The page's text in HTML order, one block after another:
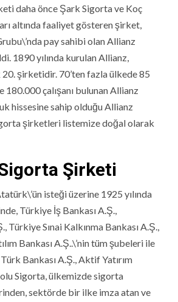
daha önce Şark Sigorta ve Koç
altında faaliyet gösteren şirket,
pay sahibi olan Allianz
1890 yılında kurulan Allianz,
20. şirketidir. 70’ten fazla ülkede 85
çalışanı bulunan Allianz
hissesine sahip olduğu Allianz
şirketleri listemize doğal olarak
Şirketi
isteği üzerine 1925 yılında
Türkiye İş Bankası A.Ş.,
Sınai Kalkınma Bankası A.Ş.,
Bankası A.Ş..\’nin tüm şubeleri ile
Bankası A.Ş., Aktif Yatırım
Sigorta, ülkemizde sigorta
sektörde bir ilke imza atan ve